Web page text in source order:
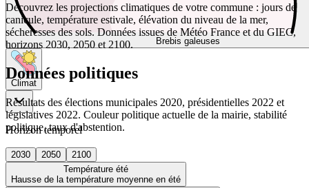
Brebis galeuses
Climat
Horizon temporel
2030 2050
2100
Température été
Hausse de la température moyenne en été
Découvrez les projections climatiques de votre commune : jours de
canicule, température estivale, élévation du niveau de la mer,
sécheresses des sols. Données issues de Météo France et du GIEC,
horizons 2030, 2050 et 2100.
Données politiques
Résultats des élections municipales 2020, présidentielles 2022 et
législatives 2022. Couleur politique actuelle de la mairie, stabilité
politique, taux d'abstention.